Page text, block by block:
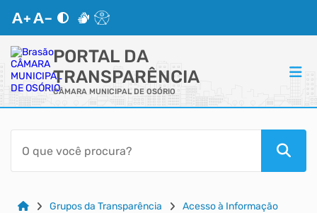
PORTAL DA
TRANSPARÊNCIA
CÂMARA MUNICIPAL DE OSÓRIO
ACESSO RÁPIDO
Acessibilidade
CidadãoGrupos da Transparência Acesso à Informação